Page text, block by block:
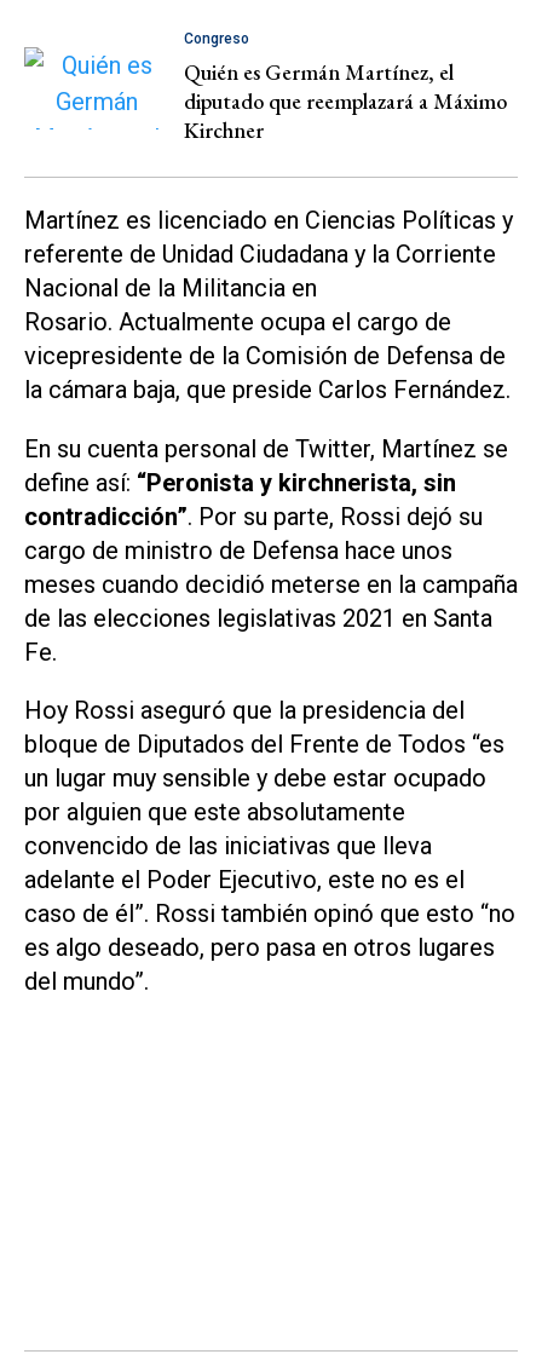
Congreso
Quién es Germán Martínez, el
diputado que reemplazará a Máximo
Kirchner
Martínez es licenciado en Ciencias Políticas y
referente de Unidad Ciudadana y la Corriente
Nacional de la Militancia en
Rosario. Actualmente ocupa el cargo de
vicepresidente de la Comisión de Defensa de
la cámara baja, que preside Carlos Fernández.
En su cuenta personal de Twitter, Martínez se
define así: “Peronista y kirchnerista, sin
contradicción”. Por su parte, Rossi dejó su
cargo de ministro de Defensa hace unos
meses cuando decidió meterse en la campaña
de las elecciones legislativas 2021 en Santa
Fe.
Hoy Rossi aseguró que la presidencia del
bloque de Diputados del Frente de Todos “es
un lugar muy sensible y debe estar ocupado
por alguien que este absolutamente
convencido de las iniciativas que lleva
adelante el Poder Ejecutivo, este no es el
caso de él”. Rossi también opinó que esto “no
es algo deseado, pero pasa en otros lugares
del mundo”.